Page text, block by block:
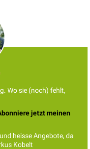
Wo sie (noch) fehlt,
jetzt meinen
heisse Angebote, da
Kobelt